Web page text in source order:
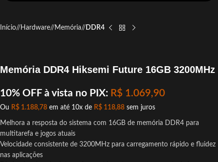
Início/ Hardware/ Memória/ DDR4
Memória DDR4 Hiksemi Future 16GB 3200MHz
10% OFF à vista no PIX: R$ 1.069,90
Ou R$ 1.188,78 em até 10x de R$ 118,88 sem juros
Melhora a resposta do sistema com 16GB de memória DDR4 para
multitarefa e jogos atuais
Velocidade consistente de 3200MHz para carregamento rápido e fluidez
nas aplicações